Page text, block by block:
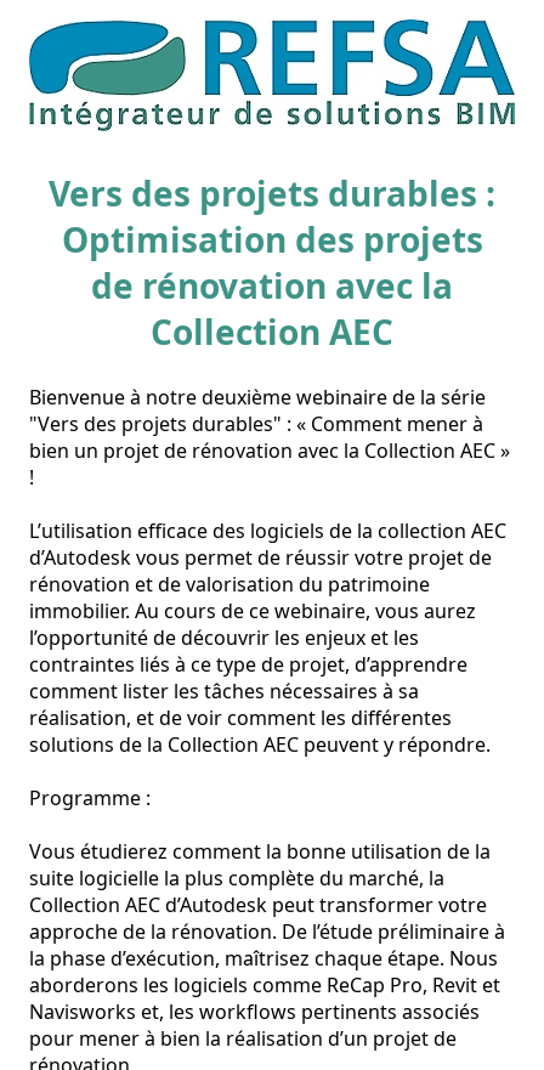
Vers des projets durables :
Optimisation des projets
de rénovation avec la
Collection AEC
Bienvenue à notre deuxième webinaire de la série
"Vers des projets durables" : « Comment mener à
bien un projet de rénovation avec la Collection AEC »
!
L’utilisation efficace des logiciels de la collection AEC
d’Autodesk vous permet de réussir votre projet de
rénovation et de valorisation du patrimoine
immobilier. Au cours de ce webinaire, vous aurez
l’opportunité de découvrir les enjeux et les
contraintes liés à ce type de projet, d’apprendre
comment lister les tâches nécessaires à sa
réalisation, et de voir comment les différentes
solutions de la Collection AEC peuvent y répondre.
Programme :
Vous étudierez comment la bonne utilisation de la
suite logicielle la plus complète du marché, la
Collection AEC d’Autodesk peut transformer votre
approche de la rénovation. De l’étude préliminaire à
la phase d’exécution, maîtrisez chaque étape. Nous
aborderons les logiciels comme ReCap Pro, Revit et
Navisworks et, les workflows pertinents associés
pour mener à bien la réalisation d’un projet de